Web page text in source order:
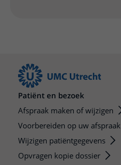
Patiënt en bezoek
Afspraak maken of wijzigen
Voorbereiden op uw afspraak
Wijzigen patiëntgegevens
Opvragen kopie dossier